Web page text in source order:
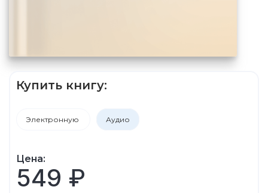
Купить книгу:
Электронную Аудио
Цена:
549 ₽